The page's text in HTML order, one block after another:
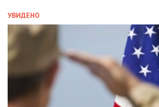
УВИДЕНО